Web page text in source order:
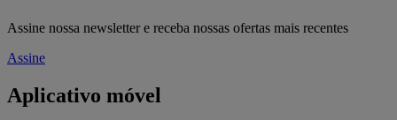
Assine nossa newsletter e receba nossas ofertas mais recentes
Assine
Aplicativo móvel